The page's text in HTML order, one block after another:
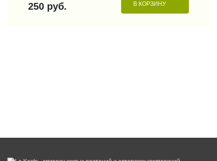
250 руб. В КОРЗИНУ